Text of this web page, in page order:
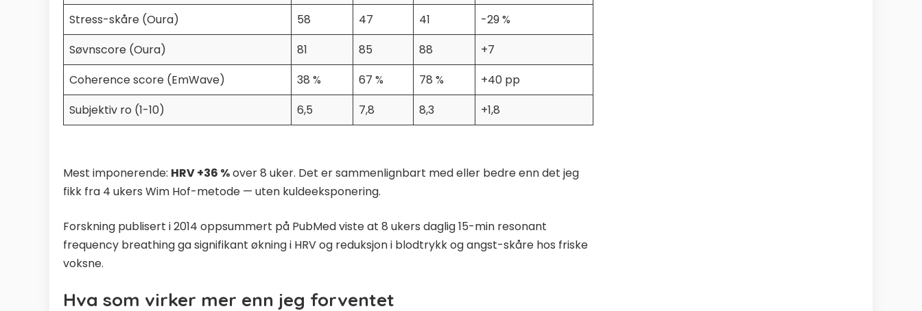
Stress-skåre (Oura)
58 47 41
-29 %
Søvnscore (Oura)
81 85 88
+7
Coherence score (EmWave)
38 % 67 % 78 %
+40 pp
Subjektiv ro (1-10)
6,5 7,8 8,3 +1,8
Mest imponerende: HRV +36 %over 8 uker. Det er sammenlignbart med eller bedre enn det jeg
fikk fra 4 ukers Wim Hof-metode — uten kuldeeksponering.
Forskning publisert i 2014 oppsummert på PubMedviste at 8 ukers daglig 15-min resonant
frequency breathing ga signifikant økning i HRV og reduksjon i blodtrykk og angst-skåre hos friske
voksne.
Hva som virker mer enn jeg forventet